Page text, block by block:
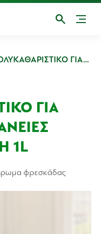
DETTOL ΠΟΛΥΚΑΘΑΡΙΣΤΙΚΟ ΓΙΑ ΜΕΓΑΛΕΣ ΕΠΙΦΑΝΕΙΕΣ CRISP LINEN & AQUA SKY
ΓΙΑ
1L
φρεσκάδας